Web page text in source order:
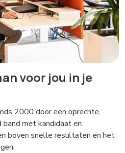
voor jou in je
2000 door een oprechte,
band met kandidaat en
boven snelle resultaten en het